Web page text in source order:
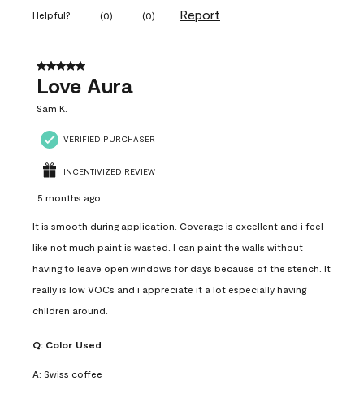
Helpful? (0) (0) Report
5 out of 5 stars.
Love Aura
Sam K.
VERIFIED PURCHASER
INCENTIVIZED REVIEW
5 months ago
It is smooth during application. Coverage is excellent and i feel
like not much paint is wasted. I can paint the walls without
having to leave open windows for days because of the stench. It
really is low VOCs and i appreciate it a lot especially having
children around.
Q: Color Used
A: Swiss coffee